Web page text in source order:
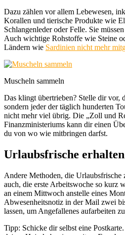
Dazu zählen vor allem Lebewesen,
Korallen und tierische Produkte wie
Schlangenleder oder Felle. Sie
Auch wichtige Rohstoffe wie Steine
Ländern wie Sardinien nicht mehr
Muscheln sammeln
Das klingt übertrieben? Stelle dir vor,
sondern jeder der täglich hunderten
nicht mehr viel übrig. Die „Zoll und
Finanzministeriums kann dir einen
du von wo wie mitbringen darfst.
Urlaubsfrische erhalten
Andere Methoden, die Urlaubsfrische
auch, die erste Arbeitswoche so kurz
an einem Mittwoch anstelle eines
Abwesenheitsnotiz in der Mail zwei
lassen, um Angefallenes aufarbeiten
Tipp: Schicke dir selbst eine